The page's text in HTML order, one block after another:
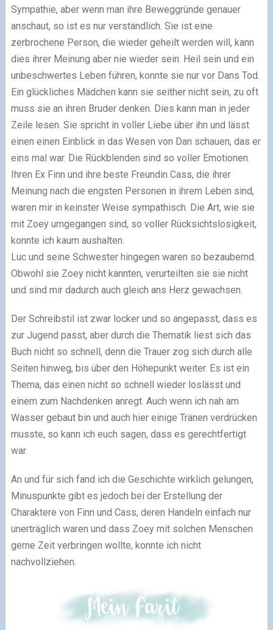
Sympathie, aber wenn man ihre Beweggründe genauer
anschaut, so ist es nur verständlich. Sie ist eine
zerbrochene Person, die wieder geheilt werden will, kann
dies ihrer Meinung aber nie wieder sein. Heil sein und ein
unbeschwertes Leben führen, konnte sie nur vor Dans Tod.
Ein glückliches Mädchen kann sie seither nicht sein, zu oft
muss sie an ihren Bruder denken. Dies kann man in jeder
Zeile lesen. Sie spricht in voller Liebe über ihn und lässt
einen einen Einblick in das Wesen von Dan schauen, das er
eins mal war. Die Rückblenden sind so voller Emotionen.
Ihren Ex Finn und ihre beste Freundin Cass, die ihrer
Meinung nach die engsten Personen in ihrem Leben sind,
waren mir in keinster Weise sympathisch. Die Art, wie sie
mit Zoey umgegangen sind, so voller Rücksichtslosigkeit,
konnte ich kaum aushalten.
Luc und seine Schwester hingegen waren so bezaubernd.
Obwohl sie Zoey nicht kannten, verurteilten sie sie nicht
und sind mir dadurch auch gleich ans Herz gewachsen.
Der Schreibstil ist zwar locker und so angepasst, dass es
zur Jugend passt, aber durch die Thematik liest sich das
Buch nicht so schnell, denn die Trauer zog sich durch alle
Seiten hinweg, bis über den Höhepunkt weiter. Es ist ein
Thema, das einen nicht so schnell wieder loslässt und
einem zum Nachdenken anregt. Auch wenn ich nah am
Wasser gebaut bin und auch hier einige Tränen verdrücken
musste, so kann ich euch sagen, dass es gerechtfertigt
war.
An und für sich fand ich die Geschichte wirklich gelungen,
Minuspunkte gibt es jedoch bei der Erstellung der
Charaktere von Finn und Cass, deren Handeln einfach nur
unerträglich waren und dass Zoey mit solchen Menschen
gerne Zeit verbringen wollte, konnte ich nicht
nachvollziehen.